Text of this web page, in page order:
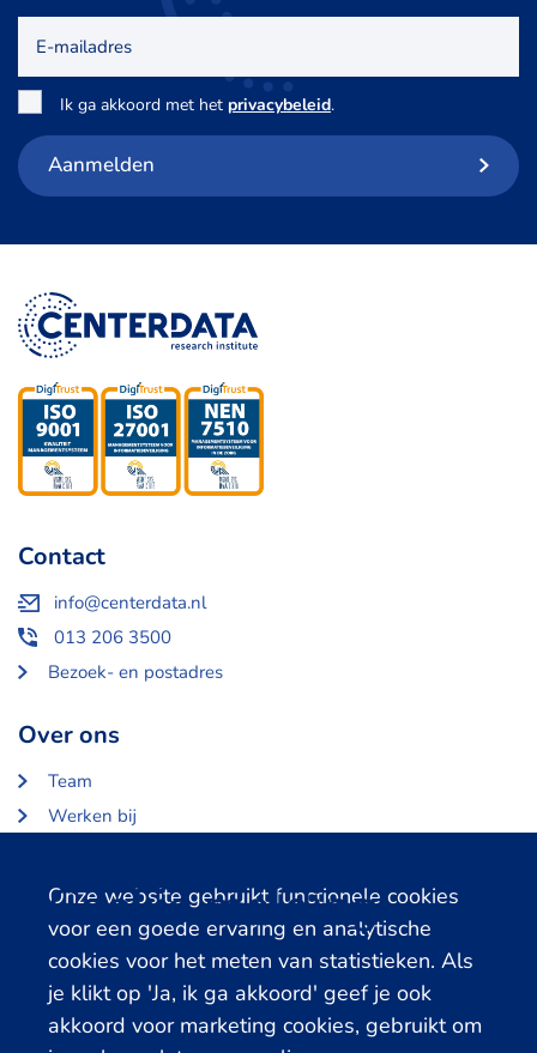
Cookie melding
Onze website gebruikt functionele cookies
voor een goede ervaring en analytische
cookies voor het meten van statistieken. Als
je klikt op 'Ja, ik ga akkoord' geef je ook
akkoord voor marketing cookies, gebruikt om
mailadres
Toestemming
Ik ga akkoord met het privacybeleid.
Aanmelden
Contact
info@centerdata.nl
013 206 3500
Bezoek- en postadres
Over ons
Team
Werken bij
Partners en opdrachtgevers
Gerelateerde databanken
LISS Data Archive
SHARE Data Access